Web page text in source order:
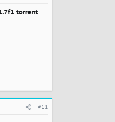
torrent
#11